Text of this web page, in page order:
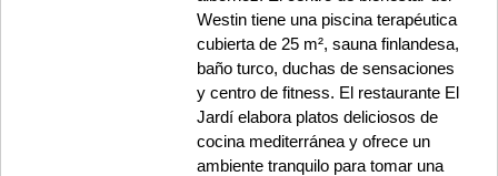
Westin tiene una piscina terapéutica
cubierta de 25 m², sauna finlandesa,
baño turco, duchas de sensaciones
y centro de fitness. El restaurante El
Jardí elabora platos deliciosos de
cocina mediterránea y ofrece un
ambiente tranquilo para tomar una